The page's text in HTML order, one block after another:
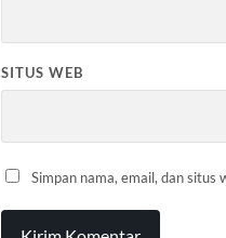
SITUS WEB
Simpan nama, email, dan